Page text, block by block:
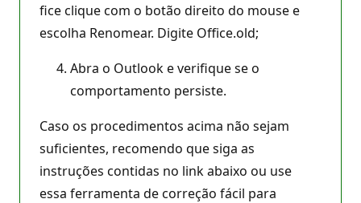
fice clique com o botão direito do mouse e
escolha Renomear. Digite Office.old;
Abra o Outlook e verifique se o
comportamento persiste.
Caso os procedimentos acima não sejam
suficientes, recomendo que siga as
instruções contidas no link abaixo ou use
essa ferramenta de correção fácil para